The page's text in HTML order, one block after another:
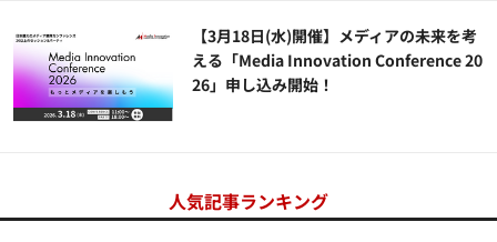
【3月18日(水)開催】メディアの未来を考
える「Media Innovation Conference 20
26」申し込み開始！
人気記事ランキング